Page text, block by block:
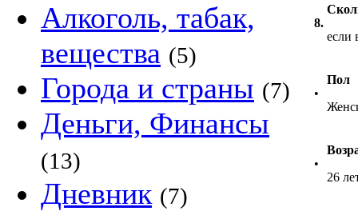
Алкоголь, табак,
вещества (5)
Города и страны (7)
Деньги, Финансы
(13)
Дневник (7)
8.
если
•
Пол
•
26